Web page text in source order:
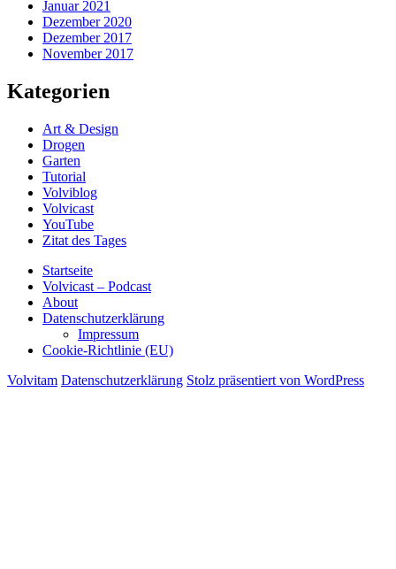
Januar 2021
Dezember 2020
Dezember 2017
November 2017
Kategorien
Art & Design
Drogen
Garten
Tutorial
Volviblog
Volvicast
YouTube
Zitat des Tages
Startseite
Volvicast – Podcast
About
Datenschutzerklärung
Impressum
Cookie-Richtlinie (EU)
Volvitam Datenschutzerklärung Stolz präsentiert von WordPress